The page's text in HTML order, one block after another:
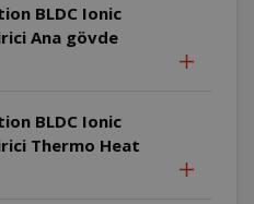
BLDC Ionic
BLDC Ionic